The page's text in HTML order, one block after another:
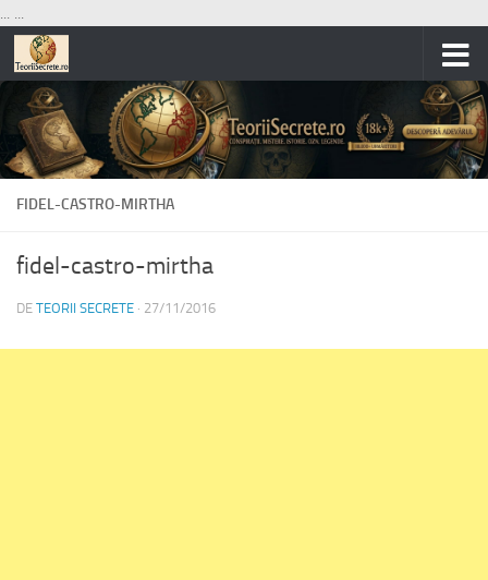
... ...
Skip to content
FIDEL-CASTRO-MIRTHA
fidel-castro-mirtha
DE TEORII SECRETE · 27/11/2016